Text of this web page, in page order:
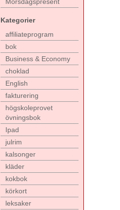
Kategorier
affiliateprogram
bok
Business & Economy
choklad
English
fakturering
högskoleprovet
övningsbok
Ipad
julrim
kalsonger
kläder
kokbok
körkort
leksaker